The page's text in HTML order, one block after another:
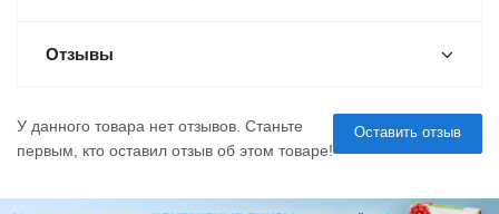
Отзывы
Оставить отзыв
У данного товара нет отзывов. Станьте
первым, кто оставил отзыв об этом товаре!